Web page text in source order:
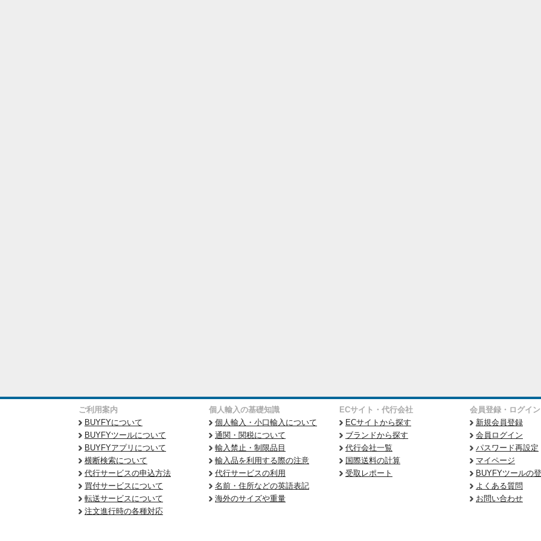
ご利用案内
BUYFYについて
BUYFYツールについて
BUYFYアプリについて
横断検索について
代行サービスの申込方法
買付サービスについて
転送サービスについて
注文進行時の各種対応
個人輸入の基礎知識
個人輸入・小口輸入について
通関・関税について
輸入禁止・制限品目
輸入品を利用する際の注意
代行サービスの利用
名前・住所などの英語表記
海外のサイズや重量
ECサイト・代行会社
ECサイトから探す
ブランドから探す
代行会社一覧
国際送料の計算
受取レポート
会員登録・ログイン
新規会員登録
会員ログイン
パスワード再設定
マイページ
BUYFYツールの
よくある質問
お問い合わせ